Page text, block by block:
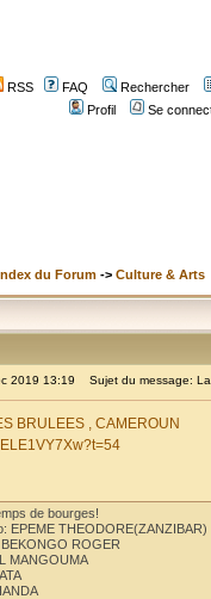
RSS FAQ
Rechercher
Profil
Se
du Forum -> Culture & Arts
2019 13:19 Sujet du message:
BRULEES , CAMEROUN
de bourges!
EPEME THEODORE(ZANZIBAR)
ROGER
MANGOUMA